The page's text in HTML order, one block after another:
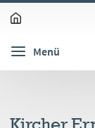
zum Inhalt
zur Navigation
zur Suche
Barrierefreiheits-
Menü